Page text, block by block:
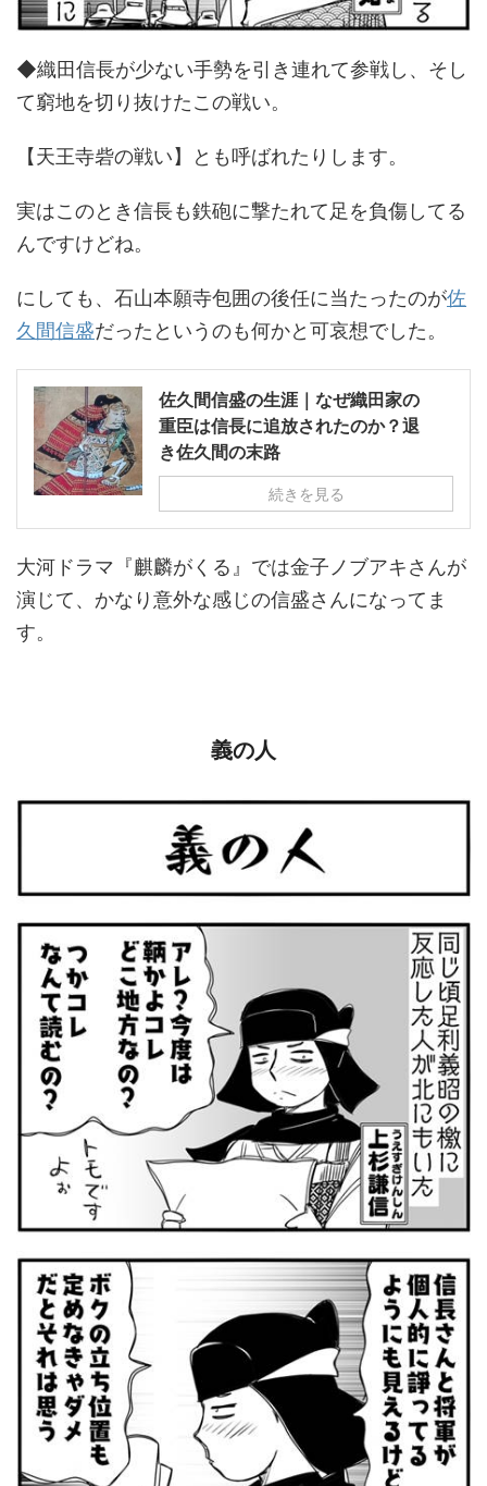
◆織田信長が少ない手勢を引き連れて参戦し、そし
て窮地を切り抜けたこの戦い。
【天王寺砦の戦い】とも呼ばれたりします。
実はこのとき信長も鉄砲に撃たれて足を負傷してる
んですけどね。
にしても、石山本願寺包囲の後任に当たったのが佐
久間信盛だったというのも何かと可哀想でした。
佐久間信盛の生涯｜なぜ織田家の
重臣は信長に追放されたのか？退
き佐久間の末路
続きを見る
大河ドラマ『麒麟がくる』では金子ノブアキさんが
演じて、かなり意外な感じの信盛さんになってま
す。
義の人